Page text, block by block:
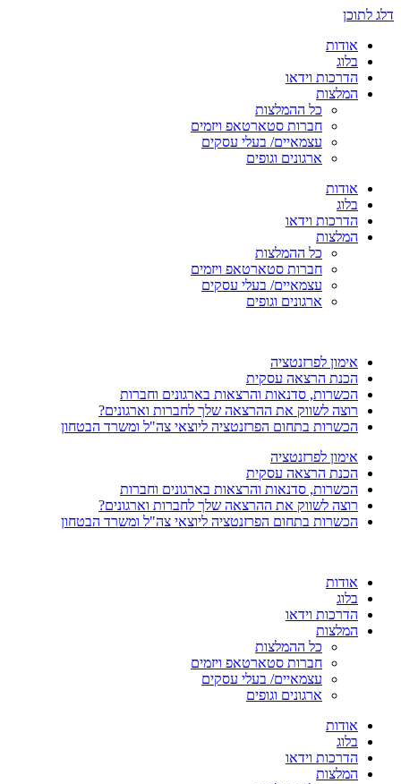
דלג לתוכן
אודות
בלוג
הדרכות וידאו
המלצות
כל ההמלצות
חברות סטארטאפ ויזמים
עצמאיים/ בעלי עסקים
ארגונים וגופים
אודות
בלוג
הדרכות וידאו
המלצות
כל ההמלצות
חברות סטארטאפ ויזמים
עצמאיים/ בעלי עסקים
ארגונים וגופים
אימון לפרזנטציה
הכנת הרצאה עסקית
הכשרות, סדנאות והרצאות בארגונים וחברות
רוצה לשווק את ההרצאה שלך לחברות וארגונים?
הכשרות בתחום הפרזנטציה ליוצאי צה"ל ומשרד הבטחון
אימון לפרזנטציה
הכנת הרצאה עסקית
הכשרות, סדנאות והרצאות בארגונים וחברות
רוצה לשווק את ההרצאה שלך לחברות וארגונים?
הכשרות בתחום הפרזנטציה ליוצאי צה"ל ומשרד הבטחון
אודות
בלוג
הדרכות וידאו
המלצות
כל ההמלצות
חברות סטארטאפ ויזמים
עצמאיים/ בעלי עסקים
ארגונים וגופים
אודות
בלוג
הדרכות וידאו
המלצות